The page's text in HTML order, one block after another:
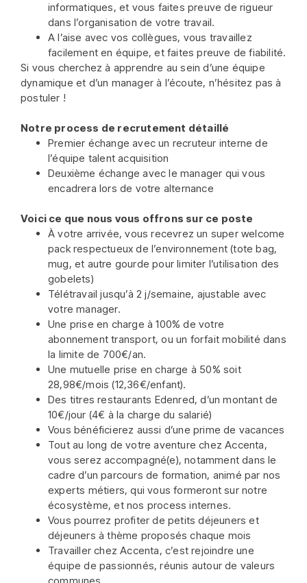
informatiques, et vous faites preuve de rigueur
dans l’organisation de votre travail.
A l’aise avec vos collègues, vous travaillez
facilement en équipe, et faites preuve de fiabilité.
Si vous cherchez à apprendre au sein d’une équipe
dynamique et d’un manager à l’écoute, n’hésitez pas à
postuler !
Notre process de recrutement détaillé
Premier échange avec un recruteur interne de
l’équipe talent acquisition
Deuxième échange avec le manager qui vous
encadrera lors de votre alternance
Voici ce que nous vous offrons sur ce poste
À votre arrivée, vous recevrez un super welcome
pack respectueux de l’environnement (tote bag,
mug, et autre gourde pour limiter l’utilisation des
gobelets)
Télétravail jusqu’à 2 j/semaine, ajustable avec
votre manager.
Une prise en charge à 100% de votre
abonnement transport, ou un forfait mobilité dans
la limite de 700€/an.
Une mutuelle prise en charge à 50% soit
28,98€/mois (12,36€/enfant).
Des titres restaurants Edenred, d’un montant de
10€/jour (4€ à la charge du salarié)
Vous bénéficierez aussi d’une prime de vacances
Tout au long de votre aventure chez Accenta,
vous serez accompagné(e), notamment dans le
cadre d’un parcours de formation, animé par nos
experts métiers, qui vous formeront sur notre
écosystème, et nos process internes.
Vous pourrez profiter de petits déjeuners et
déjeuners à thème proposés chaque mois
Travailler chez Accenta, c’est rejoindre une
équipe de passionnés, réunis autour de valeurs